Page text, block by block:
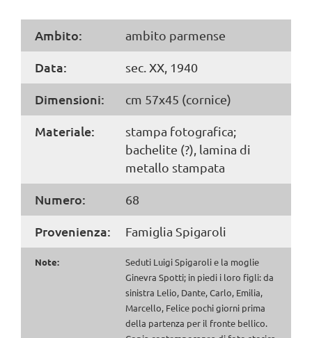
Ambito: ambito parmense
Data: sec. XX, 1940
Dimensioni: cm 57x45 (cornice)
Materiale:
stampa fotografica;
bachelite (?), lamina di
metallo stampata
Numero: 68
Provenienza: Famiglia Spigaroli
Note:
Seduti Luigi Spigaroli e la moglie
Ginevra Spotti; in piedi i loro figli: da
sinistra Lelio, Dante, Carlo, Emilia,
Marcello, Felice pochi giorni prima
della partenza per il fronte bellico.